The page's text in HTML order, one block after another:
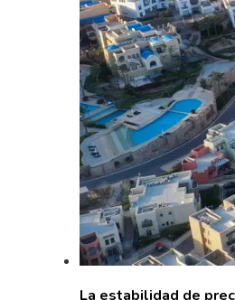
La estabilidad de